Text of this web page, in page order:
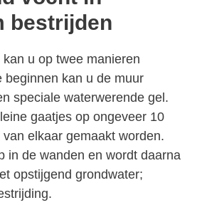
bestrijden
u op twee manieren
beginnen kan u de muur
speciale waterwerende gel.
gaatjes op ongeveer 10
elkaar gemaakt worden.
in de wanden en wordt daarna
opstijgend grondwater;